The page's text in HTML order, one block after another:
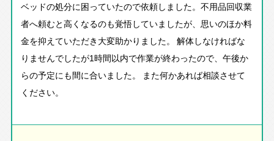
ベッドの処分に困っていたので依頼しました。不用品回収業
者へ頼むと高くなるのも覚悟していましたが、思いのほか料
金を抑えていただき大変助かりました。 解体しなければな
りませんでしたが1時間以内で作業が終わったので、午後か
らの予定にも間に合いました。 また何かあれば相談させて
ください。